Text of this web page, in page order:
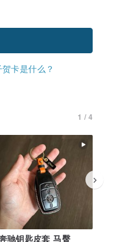
贺卡是什么？
1 / 4
驰钥匙皮套 马臀